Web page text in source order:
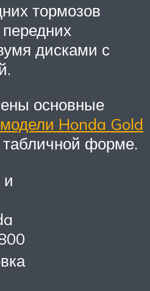
тормозов
дисками с
основные
модели Honda Gold
форме.
и